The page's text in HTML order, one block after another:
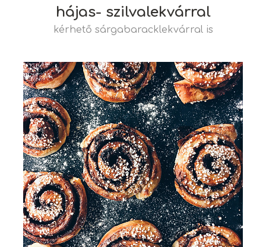
hájas- szilvalekvárral
kérhető sárgabaracklekvárral is